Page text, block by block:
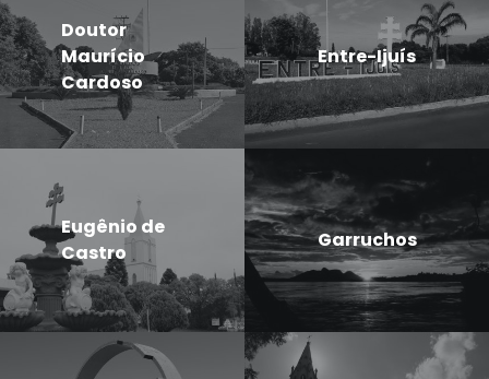
Doutor
Maurício
Cardoso
Entre-Ijuís
Eugênio de
Castro
Garruchos